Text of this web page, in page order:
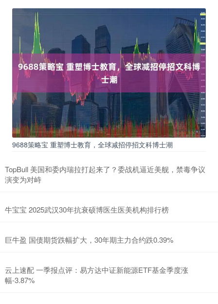
9688策略宝 重塑博士教育，全球减招停招文科博士潮
TopBull 美国和委内瑞拉打起来了？委战机逼近美舰，禁毒争议
演变为对峙
牛宝宝 2025武汉30年抗衰硕博医生医美机构排行榜
巨牛盈 国债期货跌幅扩大，30年期主力合约跌0.39%
云上速配 一季报点评：易方达中证新能源ETF基金季度涨
幅-3.87%